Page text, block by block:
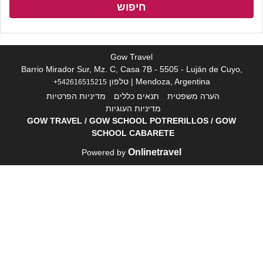
חיפוש
Gow Travel
Barrio Mirador Sur, Mz. C, Casa 7B - 5505 - Luján de Cuyo,
Mendoza, Argentina | טלפון
+542616515215
הערה משפטית תנאים כללים
מדיניות הפרטיות
מדיניות העוגיות
GOW TRAVEL / GOW SCHOOL POTRERILLOS / GOW
SCHOOL CABARETE
Powered by Onlinetravel